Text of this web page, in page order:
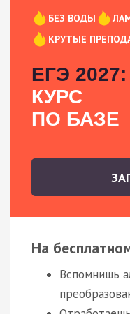
БЕЗ ВОДЫ
КРУТЫЕ
ЕГЭ 2027:
КУРС
ПО БАЗЕ
На
Вспомнишь